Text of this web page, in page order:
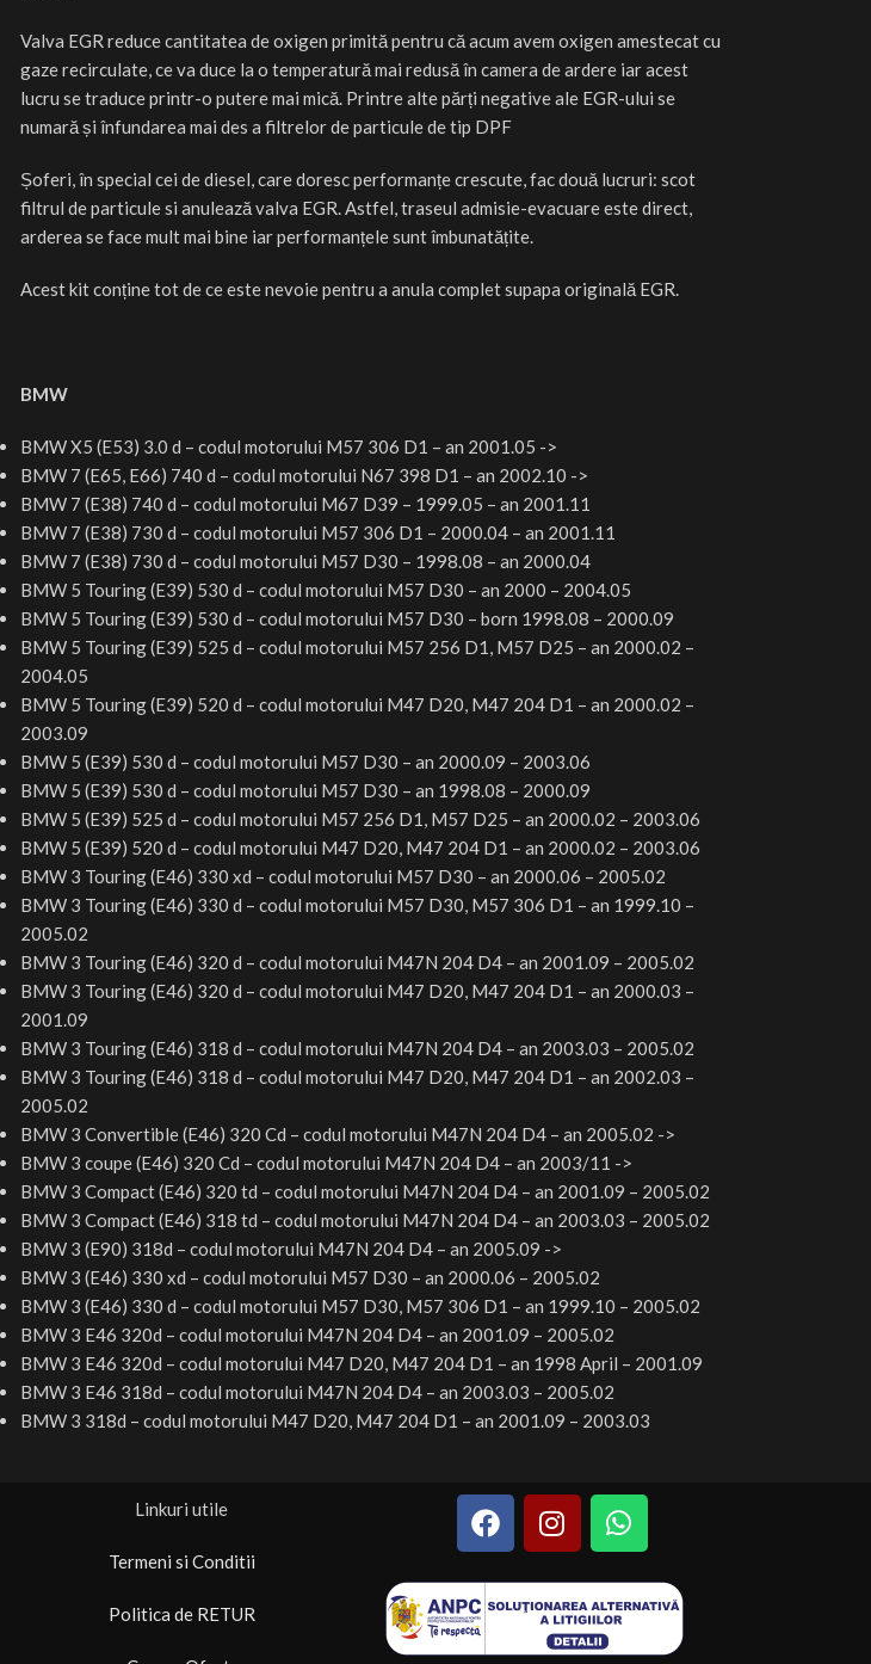
Valva EGR reduce cantitatea de oxigen primită pentru că acum avem oxigen amestecat cu
gaze recirculate, ce va duce la o temperatură mai redusă în camera de ardere iar acest
lucru se traduce printr-o putere mai mică. Printre alte părți negative ale EGR-ului se
numară și înfundarea mai des a filtrelor de particule de tip DPF
Șoferi, în special cei de diesel, care doresc performanțe crescute, fac două lucruri: scot
filtrul de particule si anulează valva EGR. Astfel, traseul admisie-evacuare este direct,
arderea se face mult mai bine iar performanțele sunt îmbunatățite.
Acest kit conține tot de ce este nevoie pentru a anula complet supapa originală EGR.
BMW
BMW X5 (E53) 3.0 d – codul motorului M57 306 D1 – an 2001.05 ->
BMW 7 (E65, E66) 740 d – codul motorului N67 398 D1 – an 2002.10 ->
BMW 7 (E38) 740 d – codul motorului M67 D39 – 1999.05 – an 2001.11
BMW 7 (E38) 730 d – codul motorului M57 306 D1 – 2000.04 – an 2001.11
BMW 7 (E38) 730 d – codul motorului M57 D30 – 1998.08 – an 2000.04
BMW 5 Touring (E39) 530 d – codul motorului M57 D30 – an 2000 – 2004.05
BMW 5 Touring (E39) 530 d – codul motorului M57 D30 – born 1998.08 – 2000.09
BMW 5 Touring (E39) 525 d – codul motorului M57 256 D1, M57 D25 – an 2000.02 –
2004.05
BMW 5 Touring (E39) 520 d – codul motorului M47 D20, M47 204 D1 – an 2000.02 –
2003.09
BMW 5 (E39) 530 d – codul motorului M57 D30 – an 2000.09 – 2003.06
BMW 5 (E39) 530 d – codul motorului M57 D30 – an 1998.08 – 2000.09
BMW 5 (E39) 525 d – codul motorului M57 256 D1, M57 D25 – an 2000.02 – 2003.06
BMW 5 (E39) 520 d – codul motorului M47 D20, M47 204 D1 – an 2000.02 – 2003.06
BMW 3 Touring (E46) 330 xd – codul motorului M57 D30 – an 2000.06 – 2005.02
BMW 3 Touring (E46) 330 d – codul motorului M57 D30, M57 306 D1 – an 1999.10 –
2005.02
BMW 3 Touring (E46) 320 d – codul motorului M47N 204 D4 – an 2001.09 – 2005.02
BMW 3 Touring (E46) 320 d – codul motorului M47 D20, M47 204 D1 – an 2000.03 –
2001.09
BMW 3 Touring (E46) 318 d – codul motorului M47N 204 D4 – an 2003.03 – 2005.02
BMW 3 Touring (E46) 318 d – codul motorului M47 D20, M47 204 D1 – an 2002.03 –
2005.02
BMW 3 Convertible (E46) 320 Cd – codul motorului M47N 204 D4 – an 2005.02 ->
BMW 3 coupe (E46) 320 Cd – codul motorului M47N 204 D4 – an 2003/11 ->
BMW 3 Compact (E46) 320 td – codul motorului M47N 204 D4 – an 2001.09 – 2005.02
BMW 3 Compact (E46) 318 td – codul motorului M47N 204 D4 – an 2003.03 – 2005.02
BMW 3 (E90) 318d – codul motorului M47N 204 D4 – an 2005.09 ->
BMW 3 (E46) 330 xd – codul motorului M57 D30 – an 2000.06 – 2005.02
BMW 3 (E46) 330 d – codul motorului M57 D30, M57 306 D1 – an 1999.10 – 2005.02
BMW 3 E46 320d – codul motorului M47N 204 D4 – an 2001.09 – 2005.02
BMW 3 E46 320d – codul motorului M47 D20, M47 204 D1 – an 1998 April – 2001.09
BMW 3 E46 318d – codul motorului M47N 204 D4 – an 2003.03 – 2005.02
BMW 3 318d – codul motorului M47 D20, M47 204 D1 – an 2001.09 – 2003.03
Linkuri utile
Termeni si Conditii
Politica de RETUR